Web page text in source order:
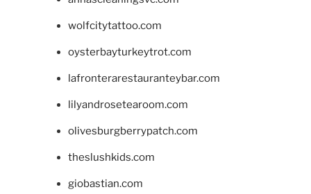
wolfcitytattoo.com
oysterbayturkeytrot.com
lafronterarestauranteybar.com
lilyandrosetearoom.com
olivesburgberrypatch.com
theslushkids.com
giobastian.com